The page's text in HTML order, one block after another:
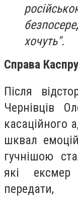
хочуть".
Справа
Після
Чернівців
касаційного
шквал
гучнішою
які